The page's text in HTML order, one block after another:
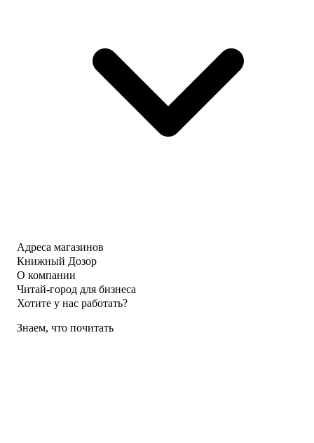
Адреса магазинов
Книжный Дозор
О компании
Читай-город для бизнеса
Хотите у нас работать?
Знаем, что почитать